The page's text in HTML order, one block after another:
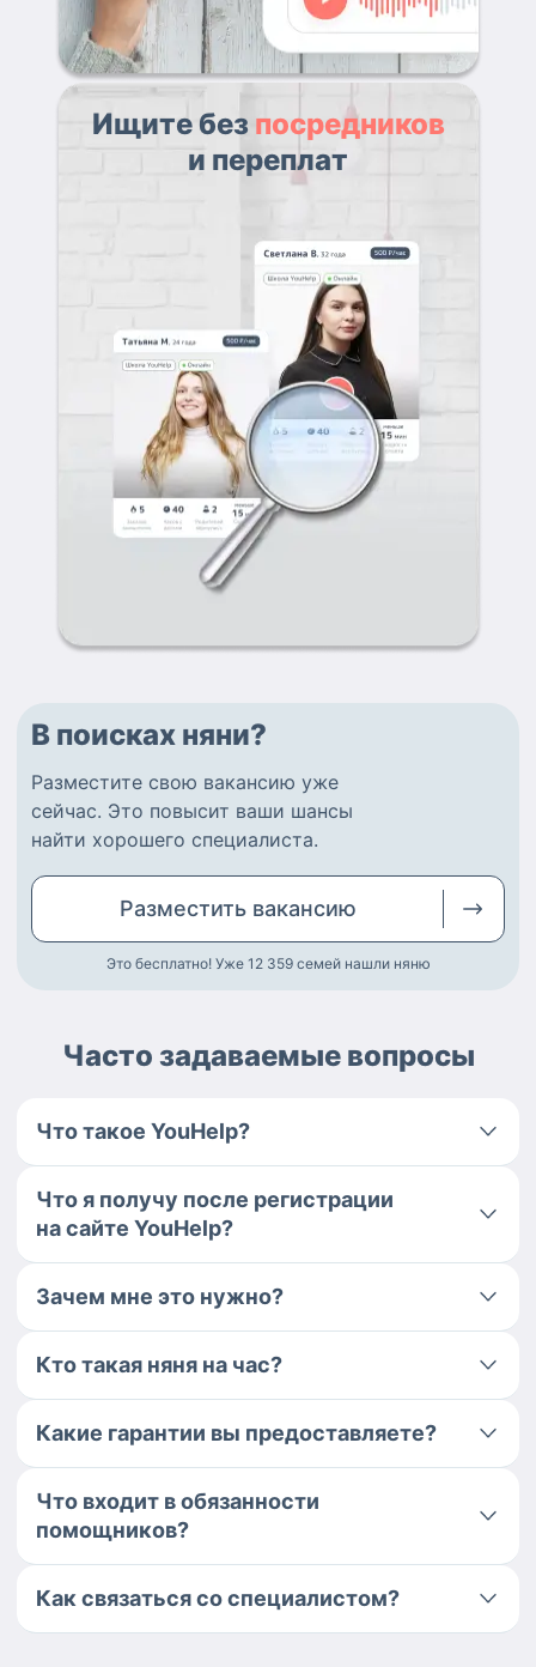
Ищите без посредников
и переплат
В поисках няни?
Разместите свою вакансию уже
сейчас. Это повысит ваши шансы
найти хорошего специалиста.
Разместить вакансию
Это бесплатно! Уже 12 359 семей нашли няню
Часто задаваемые вопросы
Что такое YouHelp?
Что я получу после регистрации
на сайте YouHelp?
Зачем мне это нужно?
Кто такая няня на час?
Какие гарантии вы предоставляете?
Что входит в обязанности
помощников?
Как связаться со специалистом?